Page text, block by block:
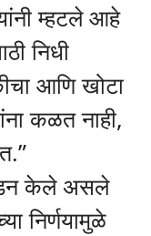
म्हटले आहे
निधी
आणि खोटा
कळत नाही,
केले असले
निर्णयामुळे